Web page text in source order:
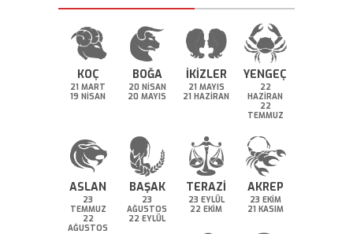
KOÇ
21 MART
19 NİSAN
BOĞA
20 NİSAN
20 MAYIS
İKİZLER
21 MAYIS
21 HAZİRAN
YENGEÇ
22
HAZİRAN
22
TEMMUZ
ASLAN
23
TEMMUZ
22
AĞUSTOS
BAŞAK
23
AĞUSTOS
22 EYLÜL
TERAZİ
23 EYLÜL
22 EKİM
AKREP
23 EKİM
21 KASIM